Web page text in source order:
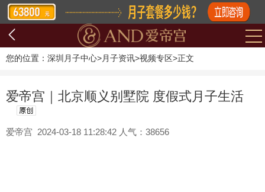
您的位置： 深圳月子中心>月子资讯>视频专区>正文
爱帝宫｜北京顺义别墅院 度假式月子生活
爱帝宫 2024-03-18 11:28:42 人气：38656